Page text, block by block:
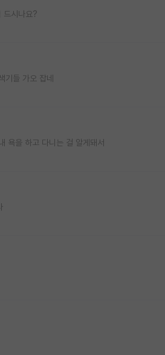
드시나요?
기들 가오 잡네
욕을 하고 다니는 걸 알게돼서